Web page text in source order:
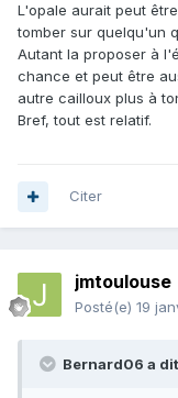
L'opale aurait peut
tomber sur quelqu'un
Autant la proposer à
chance et peut être
autre cailloux plus à
Bref, tout est relatif.
Citer
jmtoulouse
Posté(e) 19
Bernard06 a